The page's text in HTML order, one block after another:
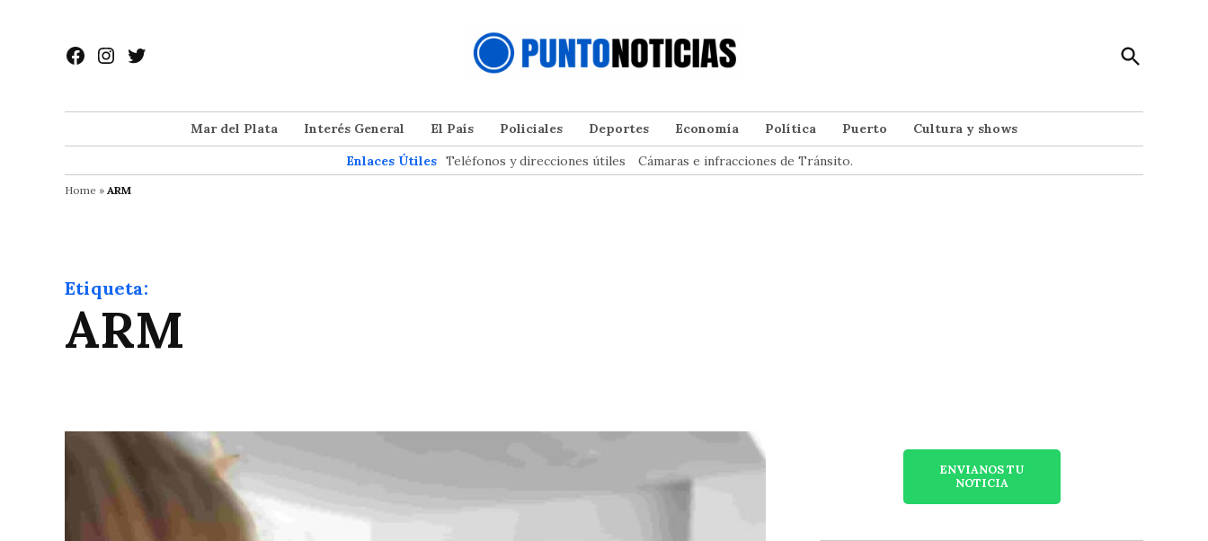
contenido
Facebook
Instagram
Twitter
Open
Search
Mar del Plata Interés General El País Policiales Deportes Economía Política Puerto
Cultura y shows
Enlaces Útiles Teléfonos y direcciones útiles Cámaras e infracciones de Tránsito.
Home » ARM
Etiqueta:
ARM
ENVIANOS TU
NOTICIA